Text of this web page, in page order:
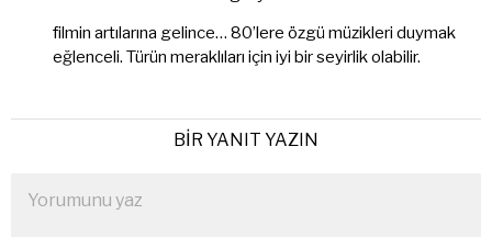
filmin artılarına gelince… 80’lere özgü müzikleri duymak
eğlenceli. Türün meraklıları için iyi bir seyirlik olabilir.
BIR YANIT YAZIN